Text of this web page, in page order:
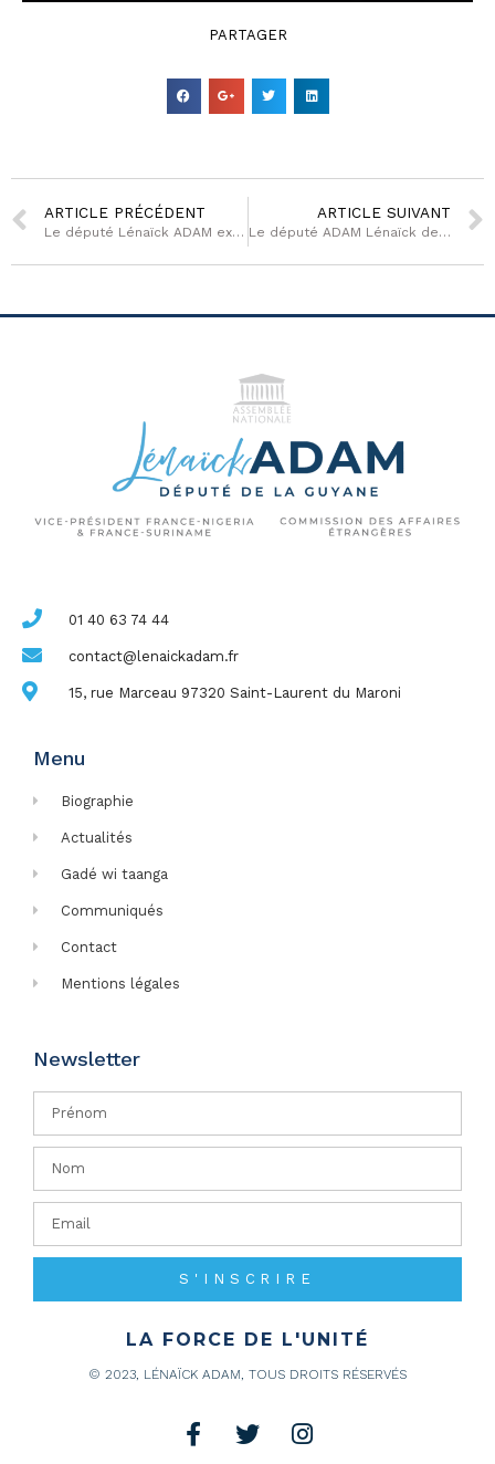
PARTAGER
ARTICLE PRÉCÉDENT
Le député Lénaïck ADAM exprime son profond soutien aux familles des deux futsaleurs décédés
ARTICLE SUIVANT
Le député ADAM Lénaïck demande la venue d’une mission d’inspection générale de l’éducation en Guyane
01 40 63 74 44
contact@lenaickadam.fr
15, rue Marceau 97320 Saint-Laurent du Maroni
Menu
Biographie
Actualités
Gadé wi taanga
Communiqués
Contact
Mentions légales
Newsletter
S'INSCRIRE
LA FORCE DE L'UNITÉ
© 2023, LÉNAÏCK ADAM, TOUS DROITS RÉSERVÉS